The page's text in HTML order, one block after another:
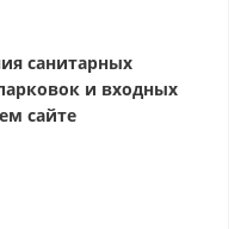
санитарных
и входных
сайте